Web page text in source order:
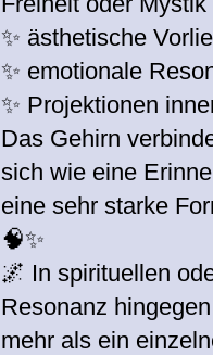
✨ ästhetische
✨ emotionale
✨ Projektionen
Das Gehirn
sich wie eine
eine sehr starke
🧠✨
🌌 In spirituellen
Resonanz
mehr als ein